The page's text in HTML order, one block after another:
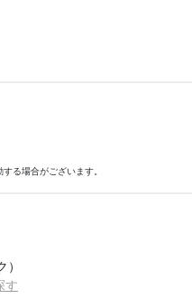
る場合がございます。
す